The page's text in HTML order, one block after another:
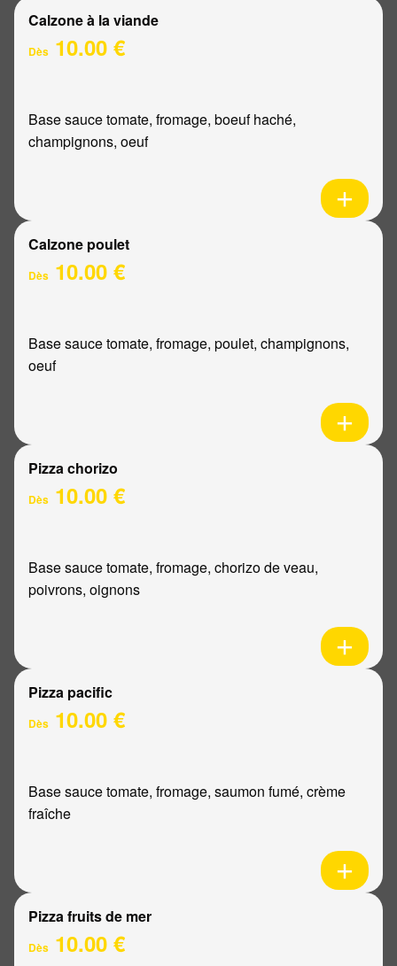
Calzone à la viande
Dès 10.00 €
Base sauce tomate, fromage, boeuf haché,
champignons, oeuf
Calzone poulet
Dès 10.00 €
Base sauce tomate, fromage, poulet, champignons,
oeuf
Pizza chorizo
Dès 10.00 €
Base sauce tomate, fromage, chorizo de veau,
poivrons, oignons
Pizza pacific
Dès 10.00 €
Base sauce tomate, fromage, saumon fumé, crème
fraîche
Pizza fruits de mer
Dès 10.00 €